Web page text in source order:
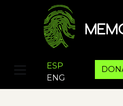
ESP
ENG